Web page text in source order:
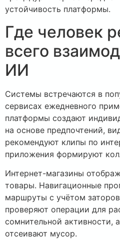
устойчивость платформы.
Где человек
всего
ИИ
Системы встречаются в
сервисах ежедневного
платформы создают
на основе предпочтений,
рекомендуют клипы по
приложения формируют
Интернет-магазины
товары. Навигационные
маршруты с учётом
проверяют операции для
сомнительной активности,
отсеивают мусор.